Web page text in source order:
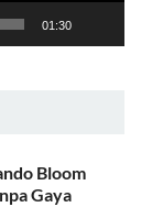
01:30
Bloom
Gaya